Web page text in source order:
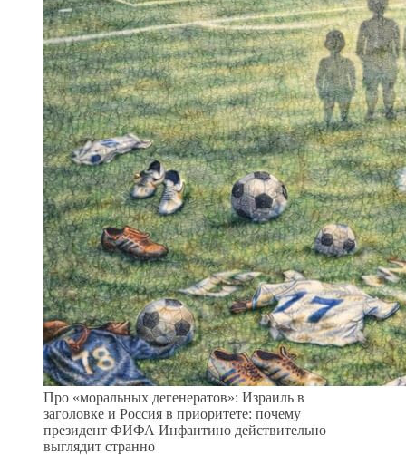
Про «моральных дегенератов»: Израиль в
заголовке и Россия в приоритете: почему
президент ФИФА Инфантино действительно
выглядит странно